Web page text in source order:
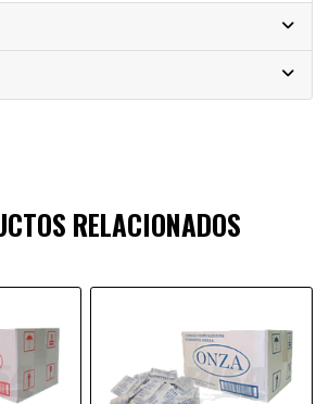
RELACIONADOS